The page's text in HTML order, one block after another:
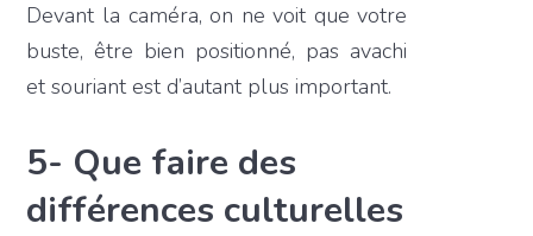
Devant la caméra, on ne voit que votre
buste, être bien positionné, pas avachi
et souriant est d’autant plus important.
5- Que faire des
différences culturelles